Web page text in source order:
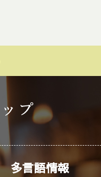
多言語情報